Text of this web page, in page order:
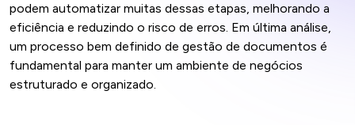
podem automatizar muitas dessas etapas, melhorando a
eficiência e reduzindo o risco de erros. Em última análise,
um processo bem definido de gestão de documentos é
fundamental para manter um ambiente de negócios
estruturado e organizado.